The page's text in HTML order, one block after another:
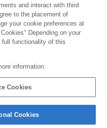
ajuste automático de la
de sonido adaptativo)
de música
una conexión
and interact with third
to the placement of
your cookie preferences at
Depending on your
functionality of this
information.
Cookies
Cookies